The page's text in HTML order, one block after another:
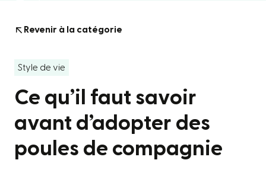
Revenir à la catégorie
Style de vie
Ce qu’il faut savoir
avant d’adopter des
poules de compagnie